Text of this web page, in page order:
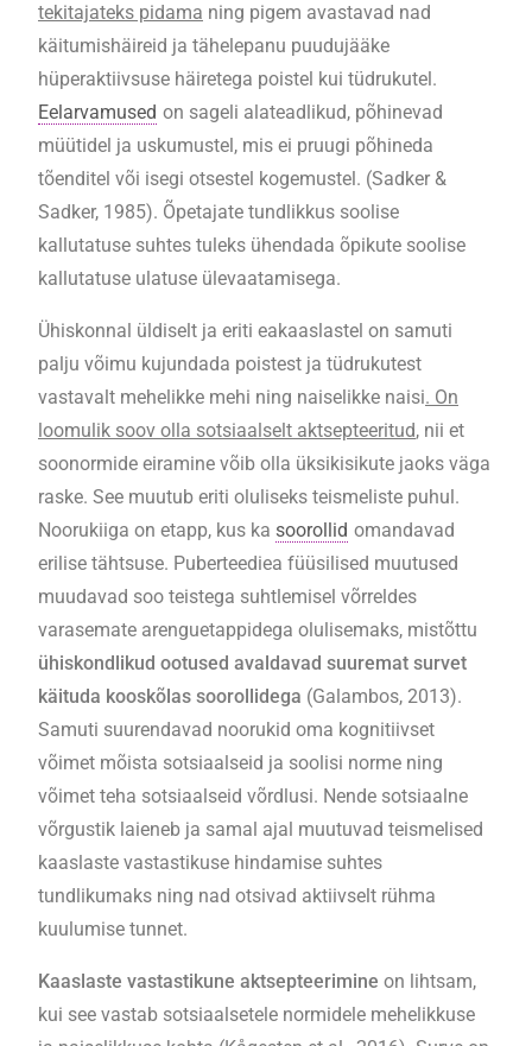
tekitajateks pidama ning pigem avastavad nad
käitumishäireid ja tähelepanu puudujääke
hüperaktiivsuse häiretega poistel kui tüdrukutel.
Eelarvamused on sageli alateadlikud, põhinevad
müütidel ja uskumustel, mis ei pruugi põhineda
tõenditel või isegi otsestel kogemustel. (Sadker &
Sadker, 1985). Õpetajate tundlikkus soolise
kallutatuse suhtes tuleks ühendada õpikute soolise
kallutatuse ulatuse ülevaatamisega.
Ühiskonnal üldiselt ja eriti eakaaslastel on samuti
palju võimu kujundada poistest ja tüdrukutest
vastavalt mehelikke mehi ning naiselikke naisi. On
loomulik soov olla sotsiaalselt aktsepteeritud, nii et
soonormide eiramine võib olla üksikisikute jaoks väga
raske. See muutub eriti oluliseks teismeliste puhul.
Noorukiiga on etapp, kus ka soorollid omandavad
erilise tähtsuse. Puberteediea füüsilised muutused
muudavad soo teistega suhtlemisel võrreldes
varasemate arenguetappidega olulisemaks, mistõttu
ühiskondlikud ootused avaldavad suuremat survet
käituda kooskõlas soorollidega (Galambos, 2013).
Samuti suurendavad noorukid oma kognitiivset
võimet mõista sotsiaalseid ja soolisi norme ning
võimet teha sotsiaalseid võrdlusi. Nende sotsiaalne
võrgustik laieneb ja samal ajal muutuvad teismelised
kaaslaste vastastikuse hindamise suhtes
tundlikumaks ning nad otsivad aktiivselt rühma
kuulumise tunnet.
Kaaslaste vastastikune aktsepteerimine on lihtsam,
kui see vastab sotsiaalsetele normidele mehelikkuse